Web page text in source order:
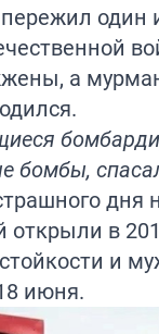
а
бомбы,
в
и
июня.